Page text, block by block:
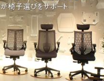
椅子に座っているのに疲
疲れにくいチェアの選び方